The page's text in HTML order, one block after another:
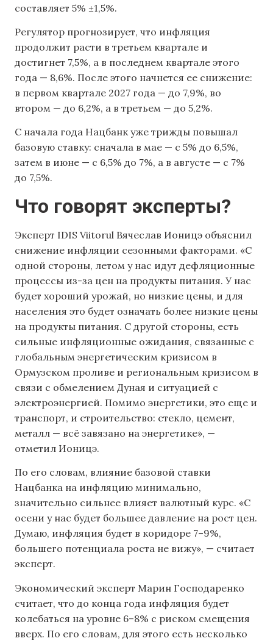
составляет 5% ±1,5%.
Регулятор прогнозирует, что инфляция
продолжит расти в третьем квартале и
достигнет 7,5%, а в последнем квартале этого
года — 8,6%. После этого начнется ее снижение:
в первом квартале 2027 года — до 7,9%, во
втором — до 6,2%, а в третьем — до 5,2%.
С начала года Нацбанк уже трижды повышал
базовую ставку: сначала в мае — с 5% до 6,5%,
затем в июне — с 6,5% до 7%, а в августе — с 7%
до 7,5%.
Что говорят эксперты?
Эксперт IDIS Viitorul Вячеслав Ионицэ объяснил
снижение инфляции сезонными факторами. «С
одной стороны, летом у нас идут дефляционные
процессы из-за цен на продукты питания. У нас
будет хороший урожай, но низкие цены, и для
населения это будет означать более низкие цены
на продукты питания. С другой стороны, есть
сильные инфляционные ожидания, связанные с
глобальным энергетическим кризисом в
Ормузском проливе и региональным кризисом в
связи с обмелением Дуная и ситуацией с
электроэнергией. Помимо энергетики, это еще и
транспорт, и строительство: стекло, цемент,
металл — всё завязано на энергетике», —
отметил Ионицэ.
По его словам, влияние базовой ставки
Нацбанка на инфляцию минимально,
значительно сильнее влияет валютный курс. «С
осени у нас будет большее давление на рост цен.
Думаю, инфляция будет в коридоре 7–9%,
большего потенциала роста не вижу», — считает
эксперт.
Экономический эксперт Марин Господаренко
считает, что до конца года инфляция будет
колебаться на уровне 6–8% с риском смещения
вверх. По его словам, для этого есть несколько